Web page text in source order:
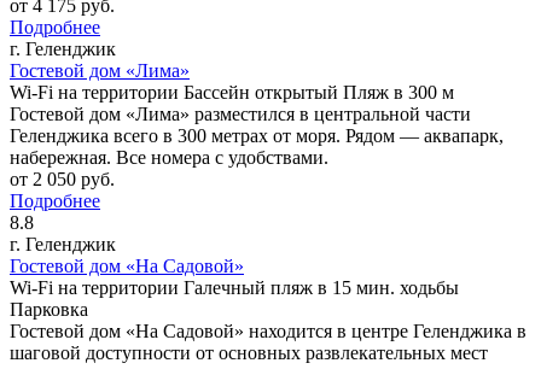
от 4 175 руб.
Подробнее
г. Геленджик
Гостевой дом «Лима»
Wi-Fi на территории Бассейн открытый Пляж в 300 м
Гостевой дом «Лима» разместился в центральной части
Геленджика всего в 300 метрах от моря. Рядом — аквапарк,
набережная. Все номера с удобствами.
от 2 050 руб.
Подробнее
8.8
г. Геленджик
Гостевой дом «На Садовой»
Wi-Fi на территории Галечный пляж в 15 мин. ходьбы
Парковка
Гостевой дом «На Садовой» находится в центре Геленджика в
шаговой доступности от основных развлекательных мест